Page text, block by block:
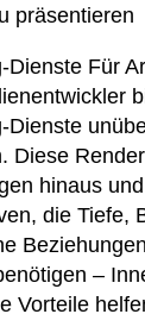
präsentieren
Für
Dienste
Diese
hinaus
die Tiefe,
–
Vorteile